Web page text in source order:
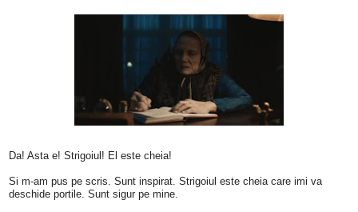
Da! Asta e! Strigoiul! El este cheia!
Si m-am pus pe scris. Sunt inspirat. Strigoiul este cheia care imi va
deschide portile. Sunt sigur pe mine.